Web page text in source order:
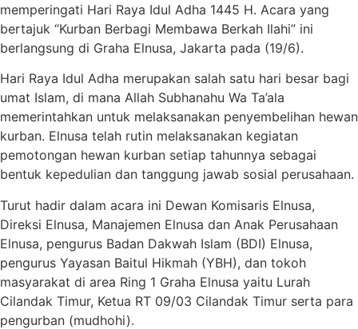
memperingati Hari Raya Idul Adha 1445 H. Acara yang
bertajuk “Kurban Berbagi Membawa Berkah Ilahi” ini
berlangsung di Graha Elnusa, Jakarta pada (19/6).
Hari Raya Idul Adha merupakan salah satu hari besar bagi
umat Islam, di mana Allah Subhanahu Wa Ta’ala
memerintahkan untuk melaksanakan penyembelihan hewan
kurban. Elnusa telah rutin melaksanakan kegiatan
pemotongan hewan kurban setiap tahunnya sebagai
bentuk kepedulian dan tanggung jawab sosial perusahaan.
Turut hadir dalam acara ini Dewan Komisaris Elnusa,
Direksi Elnusa, Manajemen Elnusa dan Anak Perusahaan
Elnusa, pengurus Badan Dakwah Islam (BDI) Elnusa,
pengurus Yayasan Baitul Hikmah (YBH), dan tokoh
masyarakat di area Ring 1 Graha Elnusa yaitu Lurah
Cilandak Timur, Ketua RT 09/03 Cilandak Timur serta para
pengurban (mudhohi).